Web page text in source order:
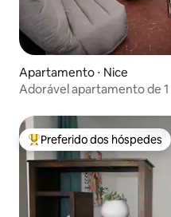
Apartamento ⋅ Nice
Adorável apartamento de
Entre os melhores
Preferido dos hóspedes